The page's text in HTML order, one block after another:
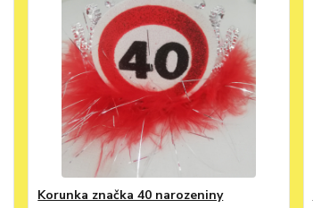
Korunka značka 40 narozeniny